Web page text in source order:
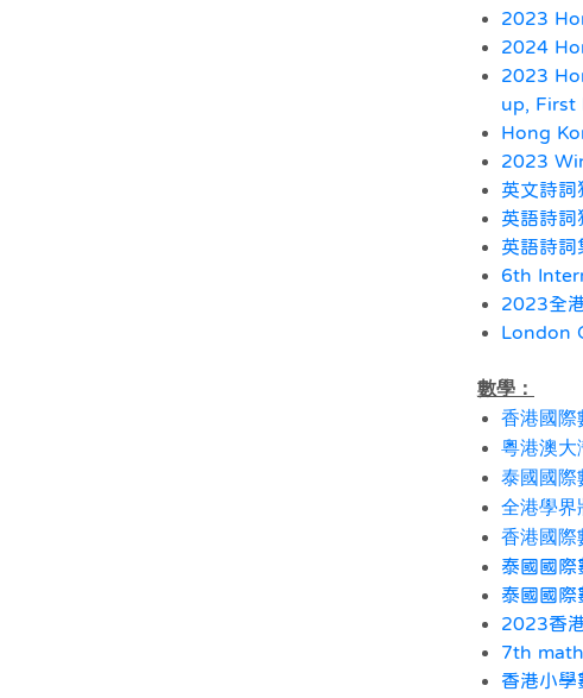
2023
2024
2023
up, First
Hong
2023
英文詩詞
英語詩詞
英語詩詞
6th
2023全
London
數學：
香港國際
粵港澳大
泰國國際
全港學界
香港國際
泰國國
泰國國
2023香
7th
香港小